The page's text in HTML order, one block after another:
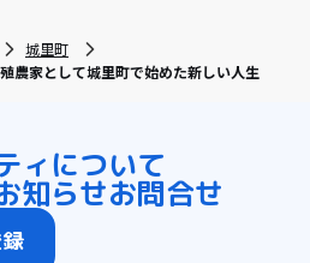
城里町
農家として城里町で始めた新しい人生
ィについて
知らせお問合せ